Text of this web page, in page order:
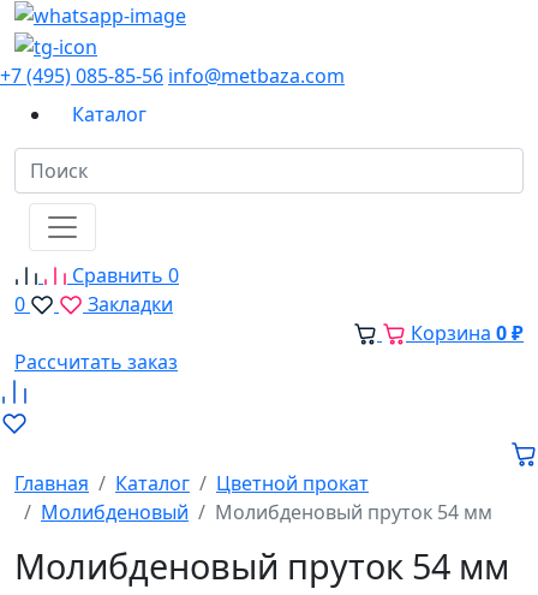
+7 (495) 085-85-56 info@metbaza.com
Каталог
Сравнить 0
0
Закладки
Корзина 0 ₽
Рассчитать заказ
Главная Каталог
Цветной прокат
Молибденовый
Молибденовый пруток 54 мм
Молибденовый пруток 54 мм